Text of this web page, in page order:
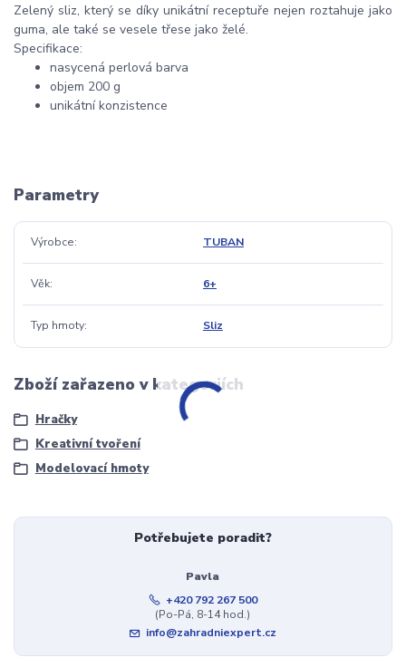
Zelený sliz, který se díky unikátní receptuře nejen roztahuje jako
guma, ale také se vesele třese jako želé.
Specifikace:
nasycená perlová barva
objem 200 g
unikátní konzistence
Parametry
Výrobce TUBAN
Věk 6+
Typ hmoty Sliz
Zboží zařazeno v kategoriích
Hračky
Kreativní tvoření
Modelovací hmoty
Potřebujete poradit?
Pavla
+420 792 267 500
(Po-Pá, 8-14 hod.)
info@zahradniexpert.cz